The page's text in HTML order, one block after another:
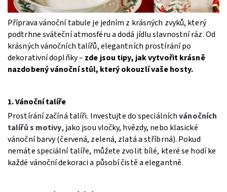
Příprava vánoční tabule je jedním z krásných zvyků, který
podtrhne sváteční atmosféru a dodá jídlu slavnostní ráz. Od
krásných vánočních talířů, elegantních prostírání po
dekorativní doplňky – zde jsou tipy, jak vytvořit krásně
nazdobený vánoční stůl, který okouzlí vaše hosty.
1. Vánoční talíře
Prostírání začíná talíři. Investujte do speciálníchvánočních
talířů s motivy, jako jsou vločky, hvězdy, nebo klasické
vánoční barvy (červená, zelená, zlatá a stříbrná). Pokud
nemáte speciální talíře, můžete zvolit bílé, které se hodí ke
každé vánoční dekoraci a působí čistě a elegantně.